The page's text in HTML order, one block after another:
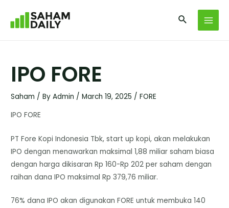
IPO FORE
Saham / ByAdmin /March 19, 2025 /FORE
IPO FORE
PT Fore Kopi Indonesia Tbk, start up kopi, akan melakukan
IPO dengan menawarkan maksimal 1,88 miliar saham biasa
dengan harga dikisaran Rp 160-Rp 202 per saham dengan
raihan dana IPO maksimal Rp 379,76 miliar.
76% dana IPO akan digunakan FORE untuk membuka 140